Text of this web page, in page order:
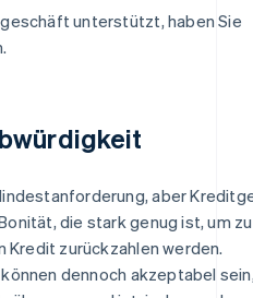
unterstützt, haben Sie
aber
die stark genug ist, um zu
Kredit zurückzahlen werden.
dennoch akzeptabel